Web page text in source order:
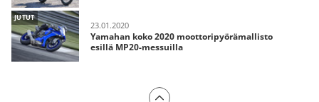
JUTUT
23.01.2020
Yamahan koko 2020 moottoripyörämallisto
esillä MP20-messuilla